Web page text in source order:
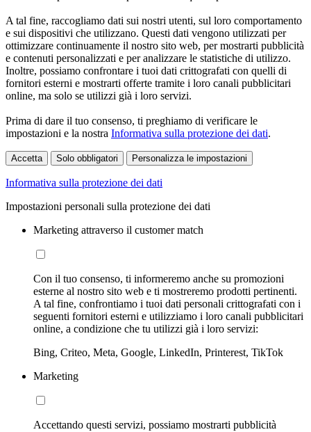
A tal fine, raccogliamo dati sui nostri utenti, sul loro comportamento
e sui dispositivi che utilizzano. Questi dati vengono utilizzati per
ottimizzare continuamente il nostro sito web, per mostrarti pubblicità
e contenuti personalizzati e per analizzare le statistiche di utilizzo.
Inoltre, possiamo confrontare i tuoi dati crittografati con quelli di
fornitori esterni e mostrarti offerte tramite i loro canali pubblicitari
online, ma solo se utilizzi già i loro servizi.
Prima di dare il tuo consenso, ti preghiamo di verificare le
impostazioni e la nostra Informativa sulla protezione dei dati.
Accetta Solo obbligatori Personalizza le impostazioni
Informativa sulla protezione dei dati
Impostazioni personali sulla protezione dei dati
Marketing attraverso il customer match
Con il tuo consenso, ti informeremo anche su promozioni
esterne al nostro sito web e ti mostreremo prodotti pertinenti.
A tal fine, confrontiamo i tuoi dati personali crittografati con i
seguenti fornitori esterni e utilizziamo i loro canali pubblicitari
online, a condizione che tu utilizzi già i loro servizi:
Bing, Criteo, Meta, Google, LinkedIn, Printerest, TikTok
Marketing
Accettando questi servizi, possiamo mostrarti pubblicità